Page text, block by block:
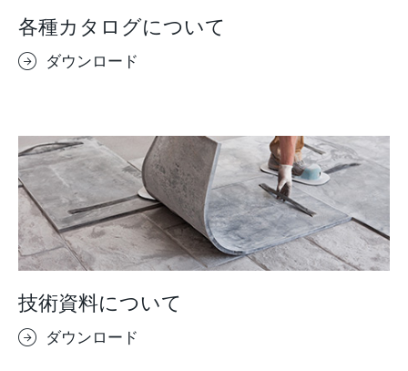
各種カタログについて
ダウンロード
技術資料について
ダウンロード